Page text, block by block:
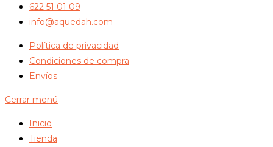
622 51 01 09
info@aquedah.com
Política de privacidad
Condiciones de compra
Envíos
Cerrar menú
Inicio
Tienda